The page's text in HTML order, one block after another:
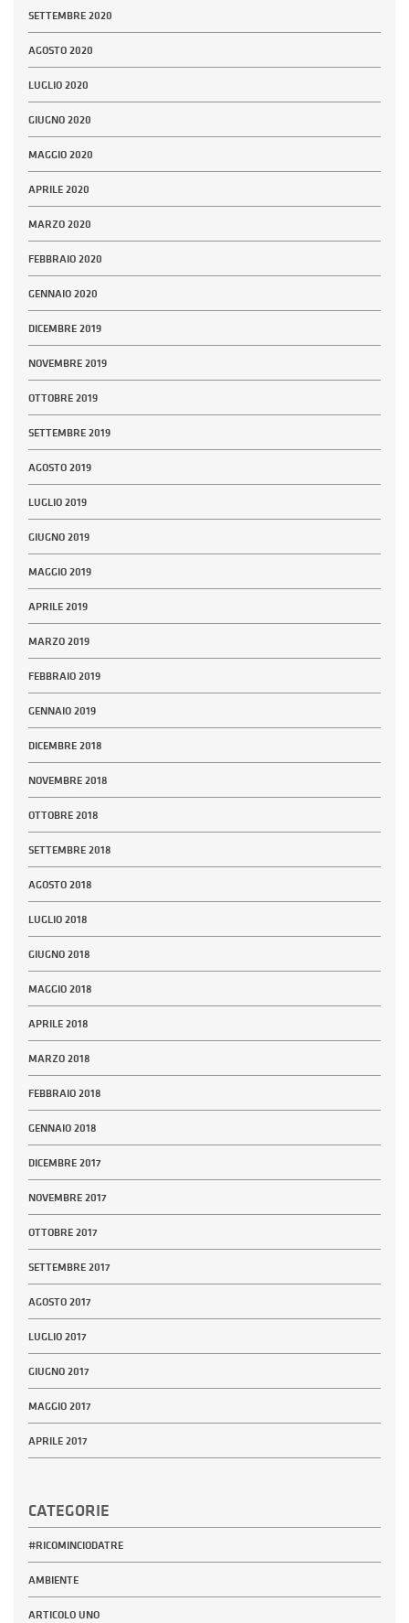
SETTEMBRE 2020
AGOSTO 2020
LUGLIO 2020
GIUGNO 2020
MAGGIO 2020
APRILE 2020
MARZO 2020
FEBBRAIO 2020
GENNAIO 2020
DICEMBRE 2019
NOVEMBRE 2019
OTTOBRE 2019
SETTEMBRE 2019
AGOSTO 2019
LUGLIO 2019
GIUGNO 2019
MAGGIO 2019
APRILE 2019
MARZO 2019
FEBBRAIO 2019
GENNAIO 2019
DICEMBRE 2018
NOVEMBRE 2018
OTTOBRE 2018
SETTEMBRE 2018
AGOSTO 2018
LUGLIO 2018
GIUGNO 2018
MAGGIO 2018
APRILE 2018
MARZO 2018
FEBBRAIO 2018
GENNAIO 2018
DICEMBRE 2017
NOVEMBRE 2017
OTTOBRE 2017
SETTEMBRE 2017
AGOSTO 2017
LUGLIO 2017
GIUGNO 2017
MAGGIO 2017
APRILE 2017
CATEGORIE
#RICOMINCIODATRE
AMBIENTE
ARTICOLO UNO